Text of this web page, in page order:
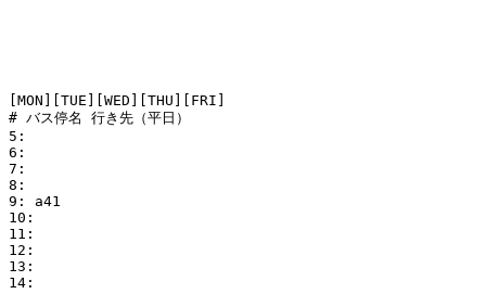
[MON][TUE][WED][THU][FRI]
# バス停名 行き先（平日）
5:
6:
7:
8:
9: a41
10:
11:
12:
13:
14: